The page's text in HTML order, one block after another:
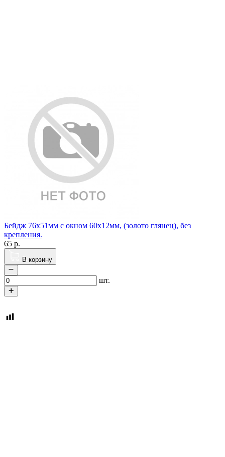
Бейдж 76х51мм с окном 60х12мм, (золото глянец), без
крепления.
65 р.
В корзину
шт.